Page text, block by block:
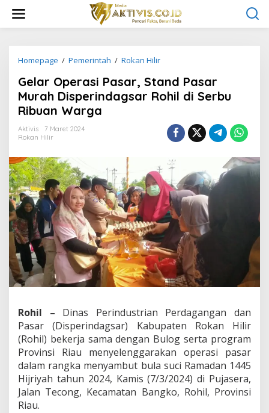
w
Homepage / Pemerintah / Rokan Hilir
l
a
r
s
i
P
a
s
a
r
,
S
t
a
n
s
a
r
M
u
r
a
Gelar Operasi Pasar, Stand Pasar
Murah Disperindagsar Rohil di Serbu
Ribuan Warga
Aktivis
7 Maret 2024
Rokan Hilir
Rohil – Dinas Perindustrian Perdagangan dan
Pasar (Disperindagsar) Kabupaten Rokan Hilir
(Rohil) bekerja sama dengan Bulog serta program
Provinsi Riau menyelenggarakan operasi pasar
dalam rangka menyambut bula suci Ramadan 1445
Hijriyah tahun 2024, Kamis (7/3/2024) di Pujasera,
Jalan Tecong, Kecamatan Bangko, Rohil, Provinsi
Riau.